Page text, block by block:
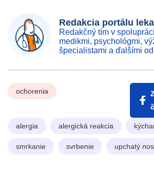
Redakcia portálu
Redakčný tím v
medikmi, psychológmi,
špecialistami a ďalšími
ochorenia
alergia alergická reakcia
smrkanie svrbenie upchatý nos